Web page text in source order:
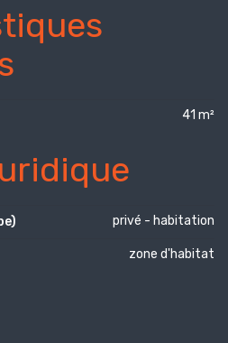
41 m²
privé - habitation
zone d'habitat